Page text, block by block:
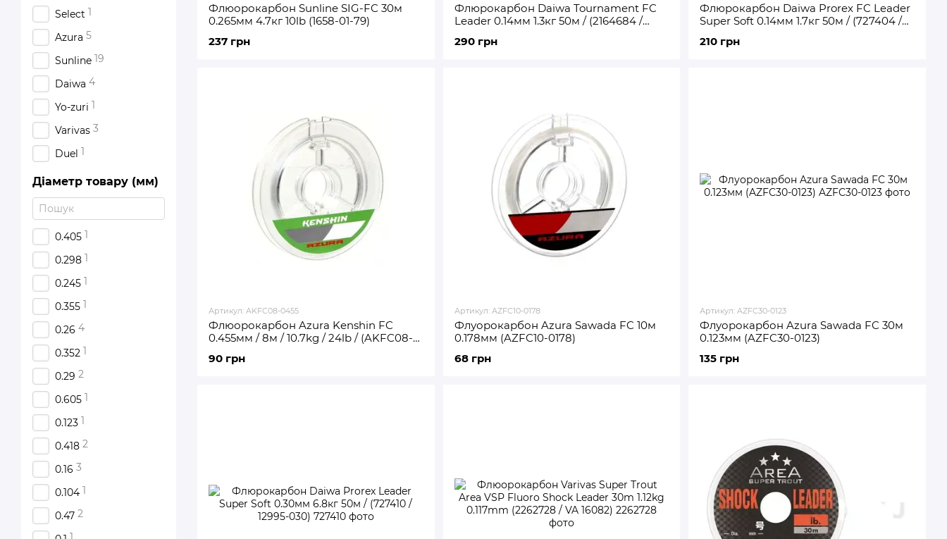
Флюорокарбон Sunline SIG-FC 30м
0.265мм 4.7кг 10lb (1658-01-79)
237 грн
Флюрокарбон Daiwa Tournament FC
Leader 0.14мм 1.3кг 50м / (2164684 /
290 грн
Флюрокарбон Daiwa Prorex FC Leader
Super Soft 0.14мм 1.7кг 50м / (727404 /
210 грн
Артикул: AKFC08-0455
Флюорокарбон Azura Kenshin FC
0.455мм / 8м / 10.7kg / 24lb / (AKFC08-
90 грн
Артикул: AZFC10-0178
Флуорокарбон Azura Sawada FC 10м
0.178мм (AZFC10-0178)
68 грн
Артикул: AZFC30-0123
Флуорокарбон Azura Sawada FC 30м
0.123мм (AZFC30-0123)
135 грн
Select 1
Azura 5
Sunline 19
Daiwa 4
Yo-zuri 1
Varivas 3
Duel 1
Діаметр товару (мм)
0.405 1
0.298 1
0.245 1
0.355 1
0.26 4
0.352 1
0.29 2
0.605 1
0.123 1
0.418 2
0.16 3
0.104 1
0.47 2